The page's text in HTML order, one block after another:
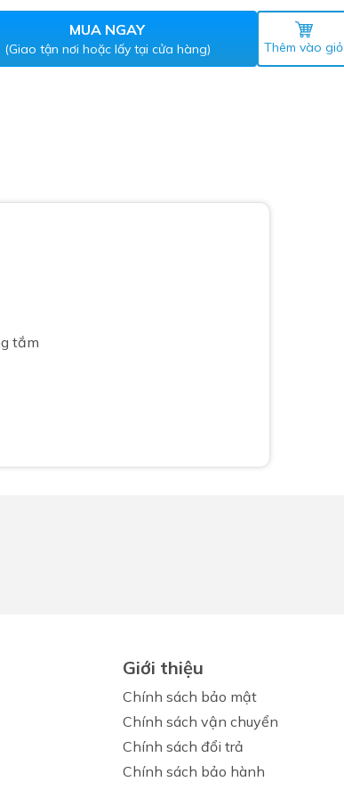
Máy nước nóng gián tiếp
cao cấp
MUA NGAY
(Giao tận nơi hoặc lấy tại cửa hàng) Thêm vào giỏ
tắm
Giới thiệu
Chính sách bảo mật
Chính sách vận chuyển
Chính sách đổi trả
Chính sách bảo hành